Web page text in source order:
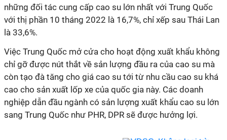
những đối tác cung cấp cao su lớn nhất với Trung Quốc
với thị phần 10 tháng 2022 là 16,7%, chỉ xếp sau Thái Lan
là 33,6%.
Việc Trung Quốc mở cửa cho hoạt động xuất khẩu không
chỉ gỡ được nút thắt về sản lượng đầu ra của cao su mà
còn tạo đà tăng cho giá cao su tới từ nhu cầu cao su khá
cao cho sản xuất lốp xe của quốc gia này. Các doanh
nghiệp dẫn đầu ngành có sản lượng xuất khẩu cao su lớn
sang Trung Quốc như PHR, DPR sẽ được hưởng lợi.